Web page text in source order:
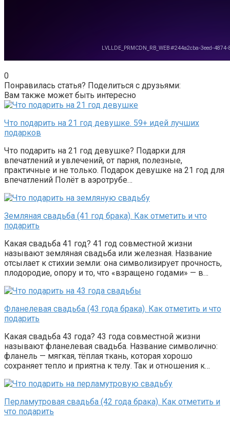
0
Понравилась статья? Поделиться с друзьями:
Вам также может быть интересно
Что подарить на 21 год девушке. 59+ идей лучших
подарков
Что подарить на 21 год девушке? Подарки для
впечатлений и увлечений, от парня, полезные,
практичные и не только. Подарок девушке на 21 год для
впечатлений Полёт в аэротрубе…
Земляная свадьба (41 год брака). Как отметить и что
подарить
Какая свадьба 41 год? 41 год совместной жизни
называют земляная свадьба или железная. Название
отсылает к стихии земли: она символизирует прочность,
плодородие, опору и то, что «взращено годами» — в…
Фланелевая свадьба (43 года брака). Как отметить и что
подарить
Какая свадьба 43 года? 43 года совместной жизни
называют фланелевая свадьба. Название символично:
фланель — мягкая, тёплая ткань, которая хорошо
сохраняет тепло и приятна к телу. Так и отношения к…
Перламутровая свадьба (42 года брака). Как отметить и
что подарить